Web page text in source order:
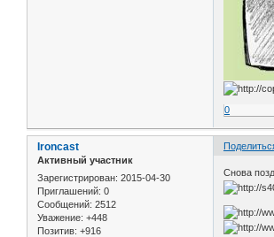
0
Ironcast
Активный участник
Зарегистрирован: 2015-04-30
Приглашений: 0
Сообщений: 2512
Уважение: +448
Позитив: +916
Снова